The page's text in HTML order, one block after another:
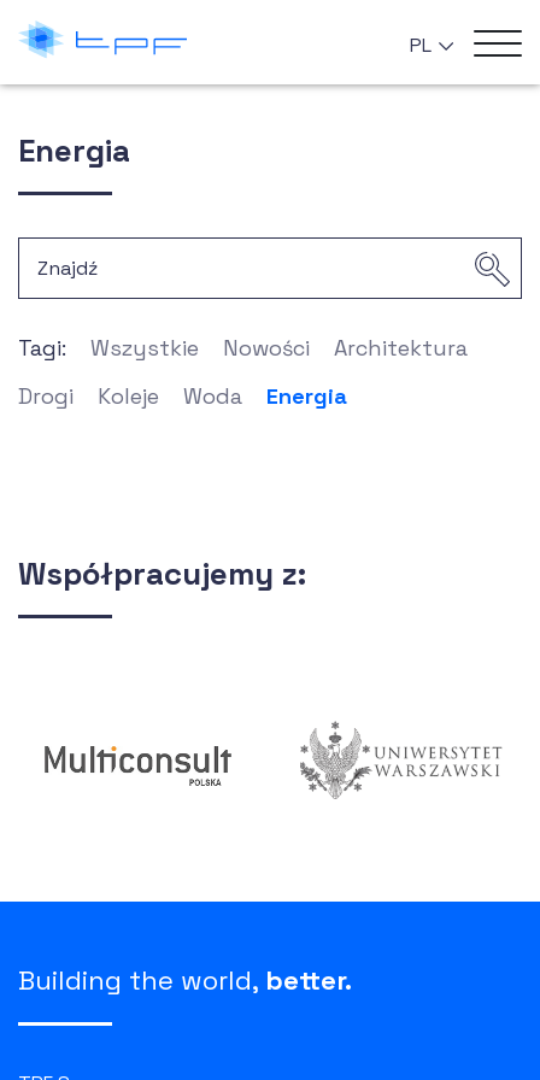
Energia
Tagi: Wszystkie Nowości
Architektura
Drogi
Koleje Woda Energia
Współpracujemy z:
Building the world, better.
PL